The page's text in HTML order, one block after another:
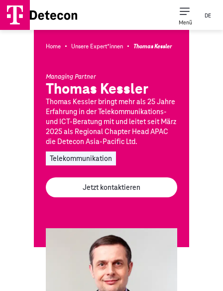
Menü
DE
Home · Unsere Expert*innen · Thomas Kessler
Managing Partner
Thomas Kessler
Thomas Kessler bringt mehr als 25 Jahre
Erfahrung in der Telekommunikations-
und ICT-Beratung mit und leitet seit März
2025 als Regional Chapter Head APAC
die Detecon Asia-Pacific Ltd.
Telekommunikation
Jetzt kontaktieren